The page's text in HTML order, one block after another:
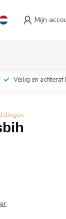
Mijn
Veilig en achteraf
.